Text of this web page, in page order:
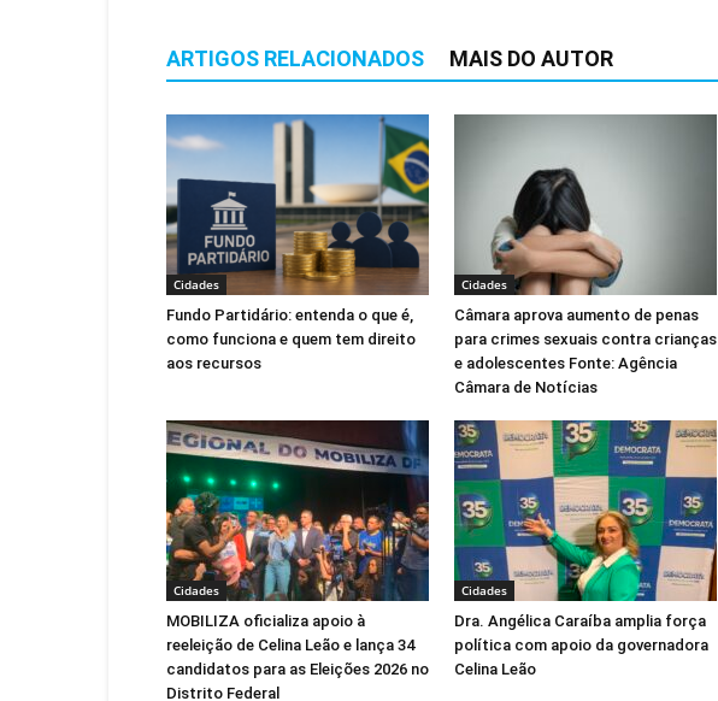
ARTIGOS RELACIONADOS MAIS DO AUTOR
Cidades
Fundo Partidário: entenda o que é,
como funciona e quem tem direito
aos recursos
Cidades
Câmara aprova aumento de penas
para crimes sexuais contra crianças
e adolescentes Fonte: Agência
Câmara de Notícias
Cidades
MOBILIZA oficializa apoio à
reeleição de Celina Leão e lança 34
candidatos para as Eleições 2026 no
Distrito Federal
Cidades
Dra. Angélica Caraíba amplia força
política com apoio da governadora
Celina Leão